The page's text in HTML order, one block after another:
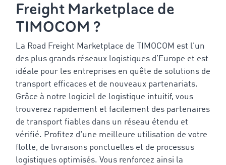
Freight Marketplace de
TIMOCOM ?
La Road Freight Marketplace de TIMOCOM est l'un
des plus grands réseaux logistiques d’Europe et est
idéale pour les entreprises en quête de solutions de
transport efficaces et de nouveaux partenariats.
Grâce à notre logiciel de logistique intuitif, vous
trouverez rapidement et facilement des partenaires
de transport fiables dans un réseau étendu et
vérifié. Profitez d'une meilleure utilisation de votre
flotte, de livraisons ponctuelles et de processus
logistiques optimisés. Vous renforcez ainsi la